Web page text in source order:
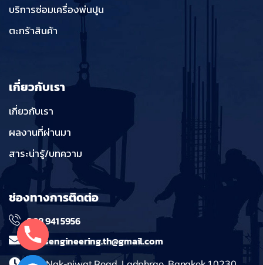
บริการซ่อมเครื่องพ่นปูน
ตะกร้าสินค้า
เกี่ยวกับเรา
เกี่ยวกับเรา
ผลงานที่ผ่านมา
สาระน่ารู้/บทความ
ช่องทางการติดต่อ
098 941 5956
massengineering.th@gmail.com